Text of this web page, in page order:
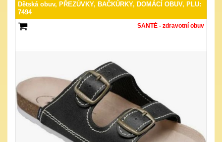
Dětská obuv, PŘEZŮVKY, BAČKŮRKY, DOMÁCÍ OBUV, PLU:
7494
SANTÉ - zdravotní obuv